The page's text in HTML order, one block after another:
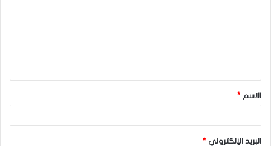
ق
*الاسم *
البريد الإلكتروني *